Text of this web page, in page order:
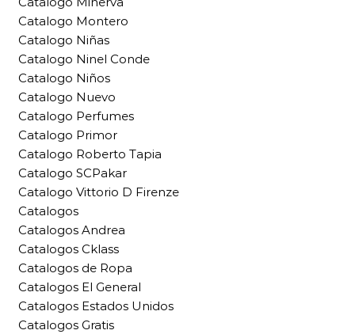
Catalogo Montero
Catalogo Niñas
Catalogo Ninel Conde
Catalogo Niños
Catalogo Nuevo
Catalogo Perfumes
Catalogo Primor
Catalogo Roberto Tapia
Catalogo SCPakar
Catalogo Vittorio D Firenze
Catalogos
Catalogos Andrea
Catalogos Cklass
Catalogos de Ropa
Catalogos El General
Catalogos Estados Unidos
Catalogos Gratis